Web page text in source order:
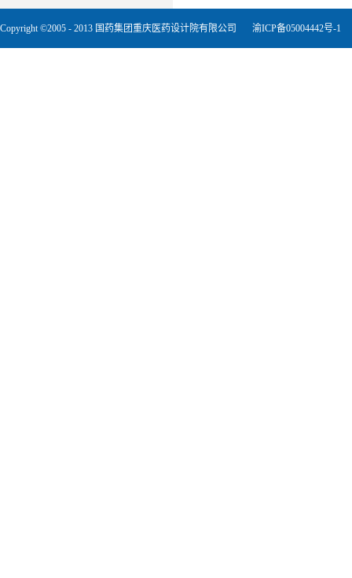
Copyright ©2005 - 2013 国药集团重庆医药设计院有限公司 渝ICP备05004442号-1